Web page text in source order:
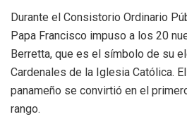
Durante el Consistorio Ordinario
Papa Francisco impuso a los 20
Berretta, que es el símbolo de su
Cardenales de la Iglesia Católica.
panameño se convirtió en el
rango.